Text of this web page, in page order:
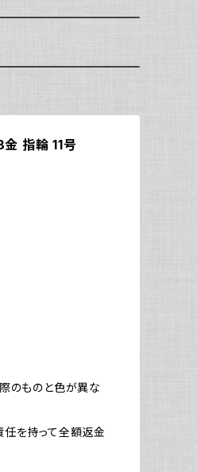
金 指輪 11号
のものと色が異な
を持って全額返金